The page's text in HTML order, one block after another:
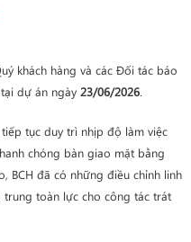
khách hàng và các Đối tác báo
dự án ngày 23/06/2026.
tục duy trì nhịp độ làm việc
chóng bàn giao mặt bằng
BCH đã có những điều chỉnh linh
toàn lực cho công tác trát